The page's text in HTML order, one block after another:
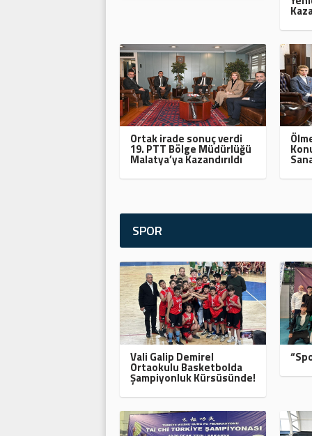
Ortak irade sonuç verdi
19. PTT Bölge Müdürlüğü
Malatya’ya Kazandırıldı
SPOR
Vali Galip Demirel
Ortaokulu Basketbolda
Şampiyonluk Kürsüsünde!